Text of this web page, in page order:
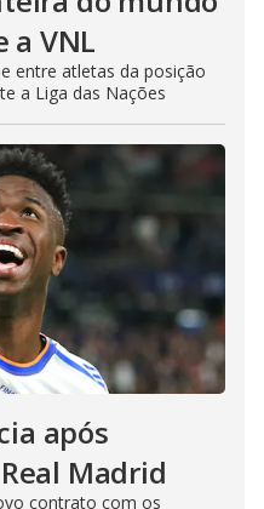
a VNL
entre atletas da posição
a Liga das Nações
após
Madrid
contrato com os